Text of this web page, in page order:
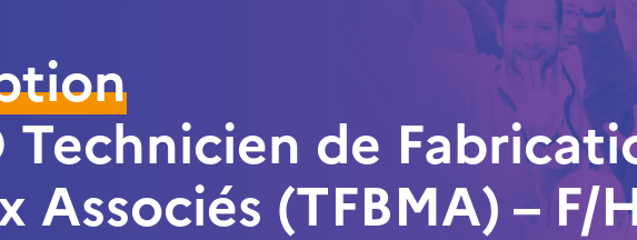
Technicien de
Associés (TFBMA) – F/